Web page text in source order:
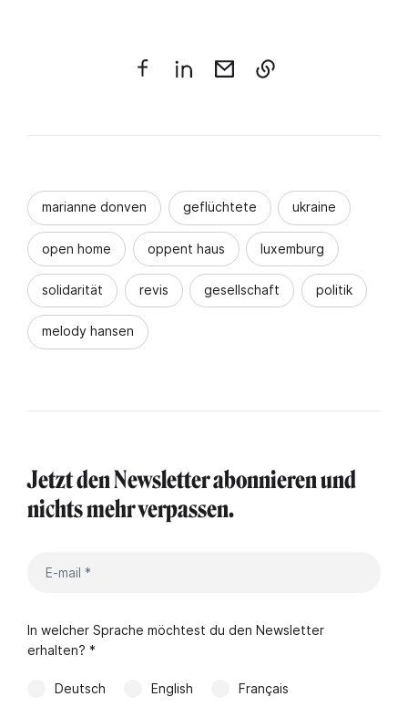
marianne donven geflüchtete ukraine
open home oppent haus luxemburg
solidarität revis gesellschaft politik
melody hansen
Jetzt den Newsletter abonnieren und
nichts mehr verpassen.
In welcher Sprache möchtest du den Newsletter
erhalten? *
Deutsch English Français